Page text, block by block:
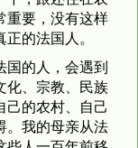
重要，没有这样
的法国人。
国的人，会遇到
化、宗教、民族
己的农村、自己
。我的母亲从法